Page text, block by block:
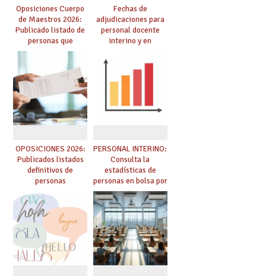
Oposiciones Cuerpo
de Maestros 2026:
Publicado listado de
personas que
adquieren nueva
especialidad
Fechas de
adjudicaciones para
personal docente
interino y en
debes saber
OPOSICIONES 2026:
Publicados listados
definitivos de
personas
seleccionadas. ¿Qué
hacer ahora si he
obtenido plaza?
PERSONAL INTERINO:
Consulta la
estadísticas de
personas en bolsa por
cuerpo, especialidad
y tipo de bolsa para
el curso 26/27